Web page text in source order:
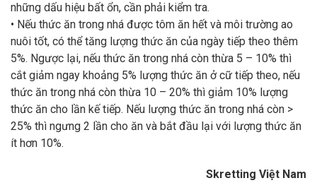
những dấu hiệu bất ổn, cần phải kiểm tra.
• Nếu thức ăn trong nhá được tôm ăn hết và môi trường ao
nuôi tốt, có thể tăng lượng thức ăn của ngày tiếp theo thêm
5%. Ngược lại, nếu thức ăn trong nhá còn thừa 5 – 10% thì
cắt giảm ngay khoảng 5% lượng thức ăn ở cữ tiếp theo, nếu
thức ăn trong nhá còn thừa 10 – 20% thì giảm 10% lượng
thức ăn cho lần kế tiếp. Nếu lượng thức ăn trong nhá còn >
25% thì ngưng 2 lần cho ăn và bắt đầu lại với lượng thức ăn
ít hơn 10%.
Skretting Việt Nam